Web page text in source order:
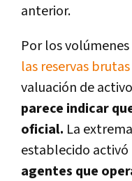
anterior.
Por los
las reservas
valuación de
parece indicar
oficial. La
establecido
agentes que